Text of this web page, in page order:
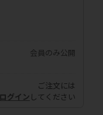
会員のみ公開
ご注文には
ログイン してください